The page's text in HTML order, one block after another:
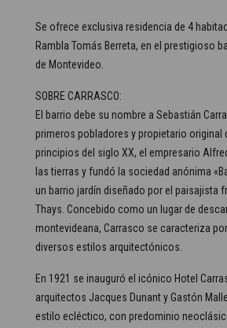
Se ofrece exclusiva residencia de 4
Rambla Tomás Berreta, en el prestigioso
de Montevideo.
SOBRE CARRASCO:
El barrio debe su nombre a Sebastián
primeros pobladores y propietario original
principios del siglo XX, el empresario
las tierras y fundó la sociedad anónima
un barrio jardín diseñado por el paisajista
Thays. Concebido como un lugar de
montevideana, Carrasco se caracteriza
diversos estilos arquitectónicos.
En 1921 se inauguró el icónico Hotel
arquitectos Jacques Dunant y Gastón
estilo ecléctico, con predominio